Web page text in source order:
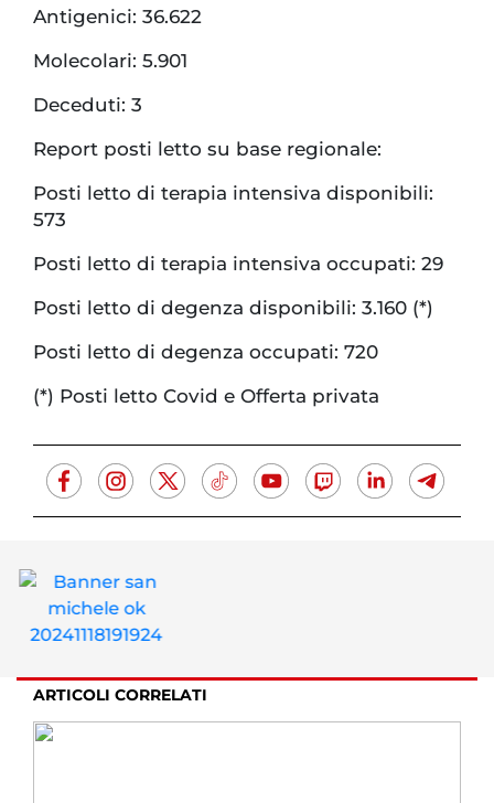
Antigenici: 36.622
Molecolari: 5.901
Deceduti: 3
Report posti letto su base regionale:
Posti letto di terapia intensiva disponibili:
573
Posti letto di terapia intensiva occupati: 29
Posti letto di degenza disponibili: 3.160 (*)
Posti letto di degenza occupati: 720
(*) Posti letto Covid e Offerta privata
ARTICOLI CORRELATI